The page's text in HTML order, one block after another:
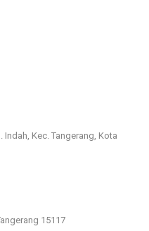
Indah, Kec. Tangerang, Kota
15117